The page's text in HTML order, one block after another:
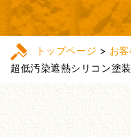
トップページ > お
超低汚染遮熱シリコン塗